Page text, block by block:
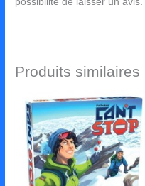
Produits similaires